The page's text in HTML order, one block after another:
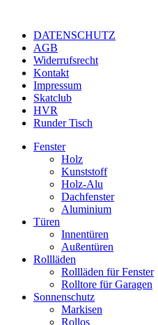
DATENSCHUTZ
AGB
Widerrufsrecht
Kontakt
Impressum
Skatclub
HVR
Runder Tisch
Fenster
Holz
Kunststoff
Holz-Alu
Dachfenster
Aluminium
Türen
Innentüren
Außentüren
Rollläden
Rollläden für Fenster
Rolltore für Garagen
Sonnenschutz
Markisen
Rollos